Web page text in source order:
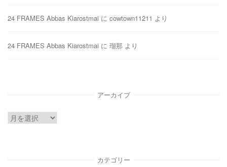
24 FRAMES Abbas Kiarostmai に cowtown11211 より
24 FRAMES Abbas Kiarostmai に 瑠那 より
アーカイブ
ア
カテゴリー